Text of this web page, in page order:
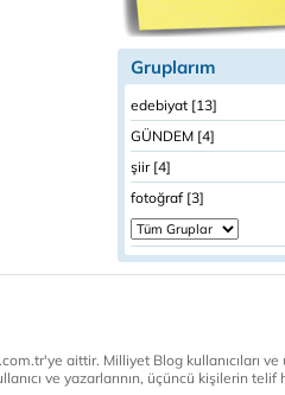
Gruplarım
edebiyat [13]
GÜNDEM [4]
şiir [4]
fotoğraf [3]
aittir. Milliyet Blog kullanıcıları
ve yazarlarının, üçüncü kişilerin telif